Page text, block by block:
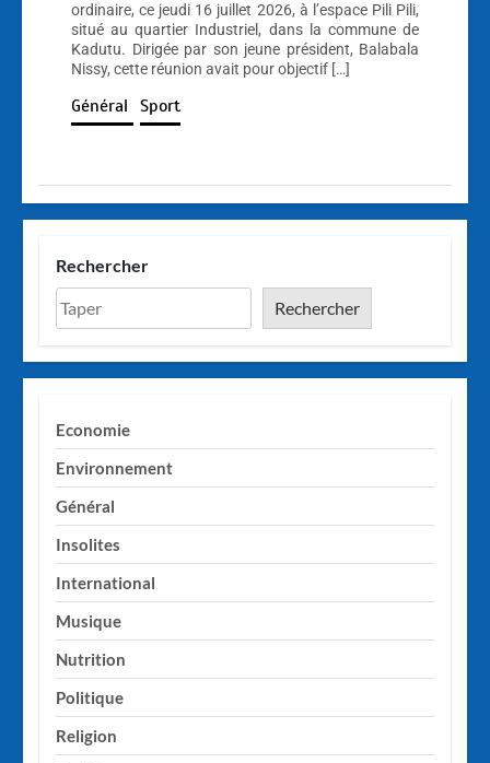
ordinaire, ce jeudi 16 juillet 2026, à l’espace Pili Pili,
situé au quartier Industriel, dans la commune de
Kadutu. Dirigée par son jeune président, Balabala
Nissy, cette réunion avait pour objectif […]
Général Sport
Rechercher
Rechercher
Economie
Environnement
Général
Insolites
International
Musique
Nutrition
Politique
Religion